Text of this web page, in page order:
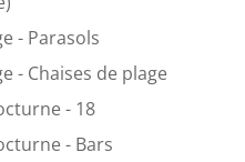
- Parasols
- Chaises de plage
- 18
- Bars